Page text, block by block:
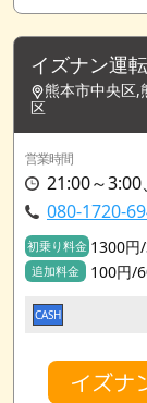
イズナン運
熊本市中央区,
区
営業時間
21:00～
080-1720-
初乗り料金 1300円
追加料金 100円/
CASH
イズナ